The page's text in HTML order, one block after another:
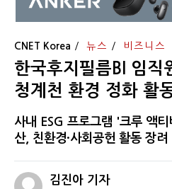
CNET Korea 뉴스 비즈니스
한국후지필름BI 임직
청계천 환경 정화 활
사내 ESG 프로그램 '크루 액
산, 친환경·사회공헌 활동 장려
김진아 기자